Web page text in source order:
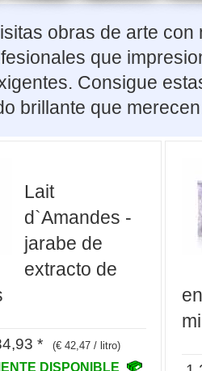
obras de arte
que
Consigue
brillante que
Lait
d`Amandes -
jarabe de
extracto de
* (€ 42,47 / litro)
DISPONIBLE